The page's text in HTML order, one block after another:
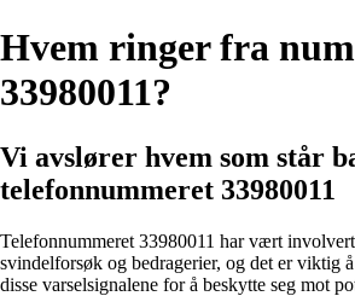
Hvem ringer fra
33980011?
Vi avslører hvem som står
telefonnummeret 33980011
Telefonnummeret 33980011 har vært
svindelforsøk og bedragerier, og det er viktig
disse varselsignalene for å beskytte seg mot